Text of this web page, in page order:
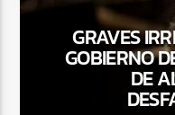
GRAVES
GOBIERNO
DE